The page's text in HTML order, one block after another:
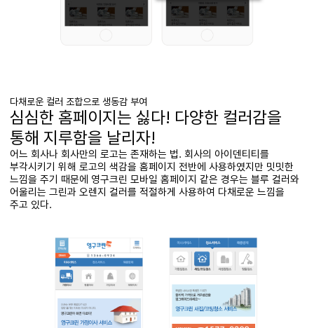
다채로운 컬러 조합으로 생동감 부여
심심한 홈페이지는 싫다! 다양한 컬러감을
통해 지루함을 날리자!
어느 회사나 회사만의 로고는 존재하는 법. 회사의 아이덴티티를
부각시키기 위해 로고의 색감을 홈페이지 전반에 사용하였지만 밋밋한
느낌을 주기 때문에 영구크린 모바일 홈페이지 같은 경우는 블루 컬러와
어울리는 그린과 오렌지 컬러를 적절하게 사용하여 다채로운 느낌을
주고 있다.